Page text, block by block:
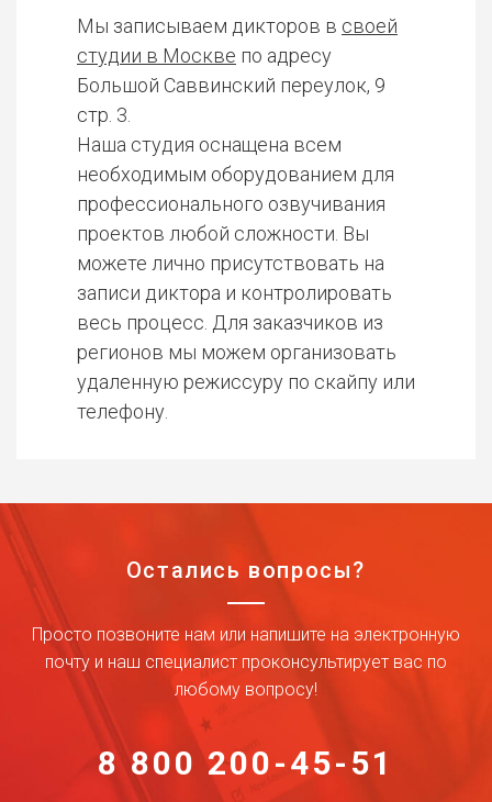
Мы записываем дикторов в своей
студии в Москве по адресу
Большой Саввинский переулок, 9
стр. 3.
Наша студия оснащена всем
необходимым оборудованием для
профессионального озвучивания
проектов любой сложности. Вы
можете лично присутствовать на
записи диктора и контролировать
весь процесс. Для заказчиков из
регионов мы можем организовать
удаленную режиссуру по скайпу или
телефону.
Остались вопросы?
Просто позвоните нам или напишите на электронную
почту и наш специалист проконсультирует вас по
любому вопросу!
8 800 200-45-51